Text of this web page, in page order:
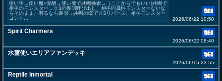
使い手→使い魔+覚醒→使い魔で共鳴検索→（ここからでもいい)共鳴で
相手のモンスター→☆3の裏側呼び出し、相手同属性モンスターないな
らそのまま、有るなら裏側→共鳴の②で☆3リバース、相手モンスター
コント...
2026/06/22 10:50
Spirit Charmers
2026/06/22 08:40
水霊使いエリアファンデッキ
2026/06/15 23:55
Reptile Inmortal